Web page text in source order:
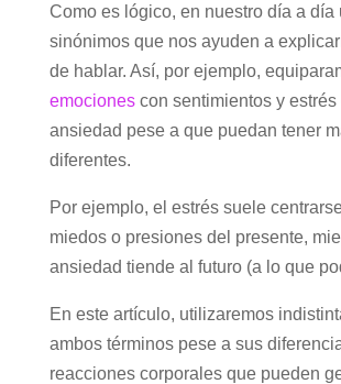
Como es lógico, en nuestro día a día
sinónimos que nos ayuden a
de hablar. Así, por ejemplo,
emocionescon sentimientos y estrés
ansiedad pese a que puedan tener
diferentes.
Por ejemplo, el estrés suele
miedos o presiones del presente,
ansiedad tiende al futuro (a lo que
En este artículo, utilizaremos
ambos términos pese a sus
reacciones corporales que pueden